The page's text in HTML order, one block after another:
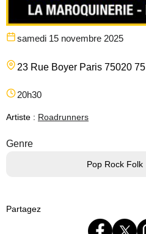
samedi 15 novembre 2025
23 Rue Boyer Paris 75020 75
20h30
Artiste : Roadrunners
Genre
Pop Rock Folk
Partagez